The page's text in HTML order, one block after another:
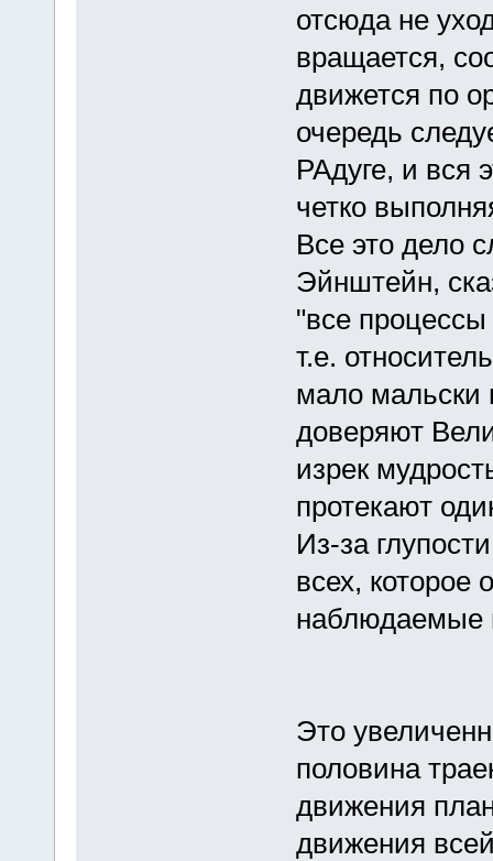
отсюда не
вращается,
движется по
очередь
РАдуге, и вся
четко
Все это дело
Эйнштейн,
"все
т.е.
мало мальски
доверяют
изрек
протекают
Из-за
всех, которое
наблюдаемые
Это
половина
движения
движения